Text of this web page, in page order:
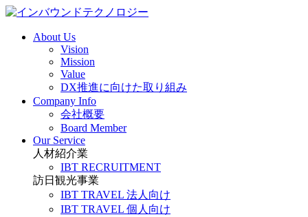
About Us
Vision
Mission
Value
DX推進に向けた取り組み
Company Info
会社概要
Board Member
Our Service
人材紹介業
IBT RECRUITMENT
訪日観光事業
IBT TRAVEL 法人向け
IBT TRAVEL 個人向け